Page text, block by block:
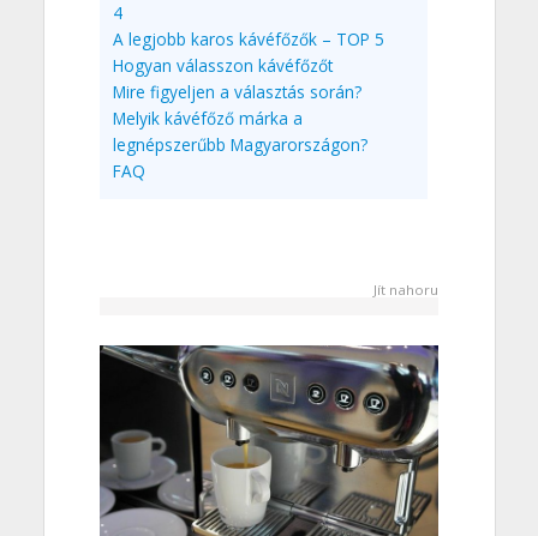
4
A legjobb karos kávéfőzők – TOP 5
Hogyan válasszon kávéfőzőt
Mire figyeljen a választás során?
Melyik kávéfőző márka a
legnépszerűbb Magyarországon?
FAQ
Jít nahoru